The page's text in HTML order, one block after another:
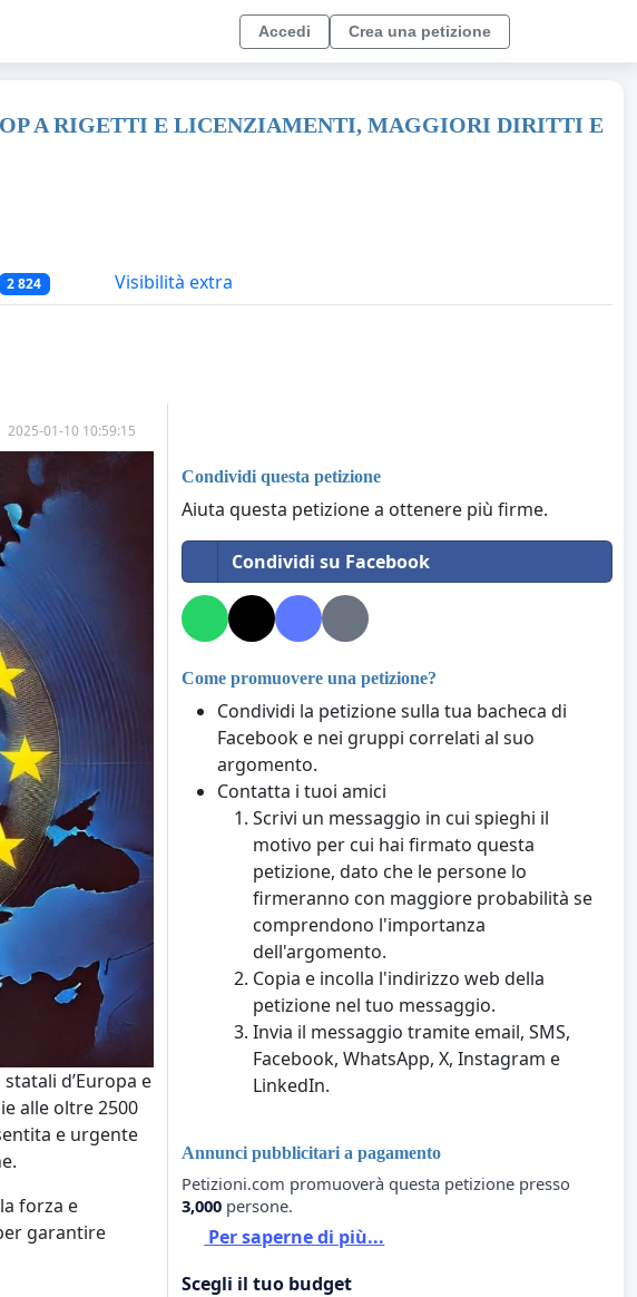
Accedi Crea una petizione
A RIGETTI E LICENZIAMENTI, MAGGIORI DIRITTI E
2 824 Visibilità extra
2025-01-10 10:59:15
d’Europa e
alle oltre 2500
e urgente
forza e
garantire
Condividi questa petizione
Aiuta questa petizione a ottenere più firme.
Condividi su Facebook
Come promuovere una petizione?
Condividi la petizione sulla tua bacheca di
Facebook e nei gruppi correlati al suo
argomento.
Contatta i tuoi amici
Scrivi un messaggio in cui spieghi il
motivo per cui hai firmato questa
petizione, dato che le persone lo
firmeranno con maggiore probabilità se
comprendono l'importanza
dell'argomento.
Copia e incolla l'indirizzo web della
petizione nel tuo messaggio.
Invia il messaggio tramite email, SMS,
Facebook, WhatsApp, X, Instagram e
LinkedIn.
Annunci pubblicitari a pagamento
Petizioni.com promuoverà questa petizione presso
3,000 persone.
Per saperne di più...
Scegli il tuo budget